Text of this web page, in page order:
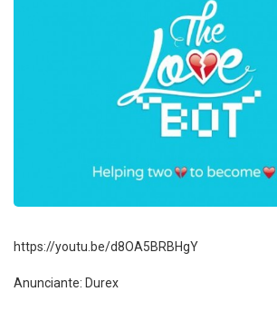
https://youtu.be/d8OA5BRBHgY
Anunciante: Durex